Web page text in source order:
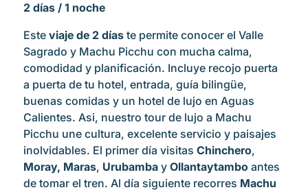
2 días / 1 noche
Este viaje de 2 díaste permite conocer el Valle
Sagrado y Machu Picchu con mucha calma,
comodidad y planificación. Incluye recojo puerta
a puerta de tu hotel, entrada, guía bilingüe,
buenas comidas y un hotel de lujo en Aguas
Calientes. Asi, nuestro tour de lujo a Machu
Picchu une cultura, excelente servicio y paisajes
inolvidables. El primer día visitas Chinchero,
Moray, Maras, Urubambay Ollantaytamboantes
de tomar el tren. Al día siguiente recorres Machu